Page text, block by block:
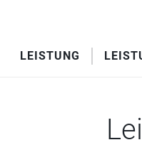
LEISTUNG